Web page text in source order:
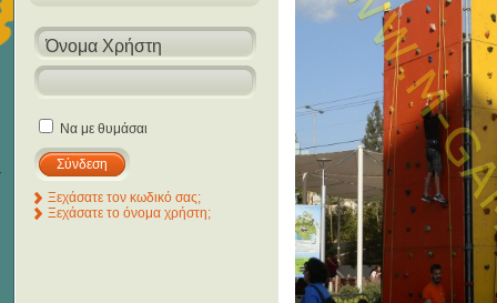
Να με θυμάσαι
Ξεχάσατε τον κωδικό σας;
Ξεχάσατε το όνομα χρήστη;